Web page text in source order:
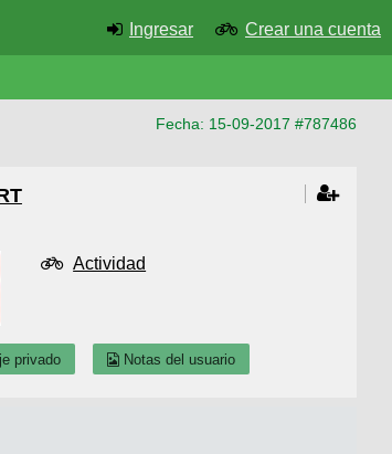
Ingresar Crear una cuenta
Fecha: 15-09-2017 #787486
Actividad
privado Notas del usuario